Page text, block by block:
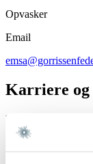
Opvasker
Email
Karriere og
Karriere